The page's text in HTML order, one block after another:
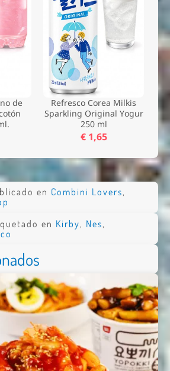
de
Refresco Corea Milkis
Sparkling Original Yogur
250 ml
€ 1,65
en Combini Lovers,
en Kirby, Nes,